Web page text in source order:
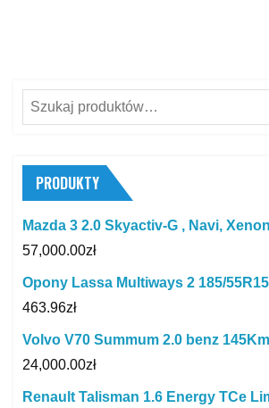
Szukaj:
PRODUKTY
Mazda 3 2.0 Skyactiv-G , Navi,
57,000.00zł
Opony Lassa Multiways 2 185/
463.96zł
Volvo V70 Summum 2.0 benz
24,000.00zł
Renault Talisman 1.6 Energy TCe